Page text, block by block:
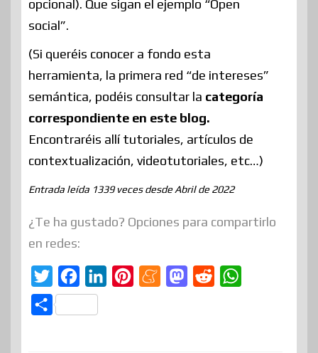
opcional). Que sigan el ejemplo “Open
social”.
(Si queréis conocer a fondo esta
herramienta, la primera red “de intereses”
semántica, podéis consultar la categoría
correspondiente en este blog.
Encontraréis allí tutoriales, artículos de
contextualización, videotutoriales, etc…)
Entrada leída 1339 veces desde Abril de 2022
¿Te ha gustado? Opciones para compartirlo
en redes:
w
a
c
M
M
C